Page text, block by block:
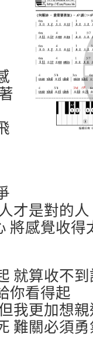
才是對的人
將感覺收得
就算收不
你看得起
我更加想
難關必須